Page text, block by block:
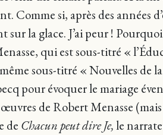
Comme si, après des années
la glace. J’ai peur !
qui est sous-titré «
sous-titré « Nouvelles de
pour évoquer le mariage
de Robert Menasse (mais
de Chacun peut dire Je,le